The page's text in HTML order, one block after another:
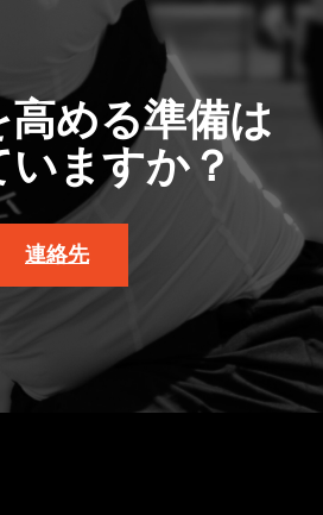
高める準備は
いますか？
連絡先